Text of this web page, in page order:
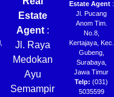
Estate
Agent:
Jl. Raya
Medokan
Ayu
Semampir
Estate Agent:
Jl. Pucang
Anom Tim.
No.8,
Kertajaya, Kec.
Gubeng,
Surabaya,
Jawa Timur
Telp: (031)
5035599